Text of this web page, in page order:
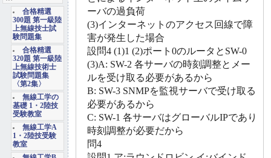
ーバの過負荷
(3)インターネットのアクセス回線で障
害が発生した場合
設問4 (1)1 (2)ポート0のルータとSW-0
(3)A: SW-2 各サーバの時刻調整とメー
ルを受け取る必要があるから
B: SW-3 SNMPを監視サーバで受け取る
必要があるから
C: SW-1 各サーバはグローバルIPであり
時刻調整が必要だから
問4
合格精選
300題 第一級陸
上無線技士試
験問題集
合格精選
320題 第一級陸
上無線技術士
試験問題集
〈第2集〉
無線工学の
基礎 1・2陸技
受験教室
無線工学A
1・2陸技受験
教室